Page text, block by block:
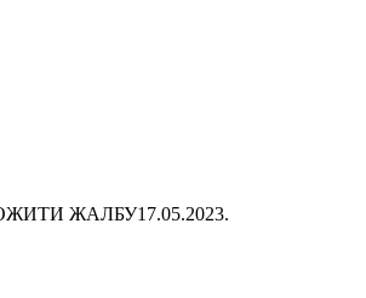
ЖАЛБУ17.05.2023.